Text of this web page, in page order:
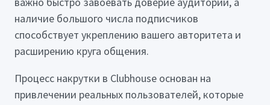
наличие большого числа подписчиков
способствует укреплению вашего авторитета и
расширению круга общения.
Процесс накрутки в Clubhouse основан на
привлечении реальных пользователей, которые